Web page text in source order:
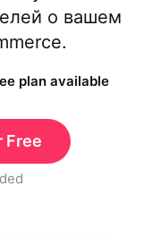
о вашем
plan available
Free